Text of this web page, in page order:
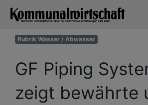
Rubrik Wasser / Abwasser
GF Piping
zeigt bewährte